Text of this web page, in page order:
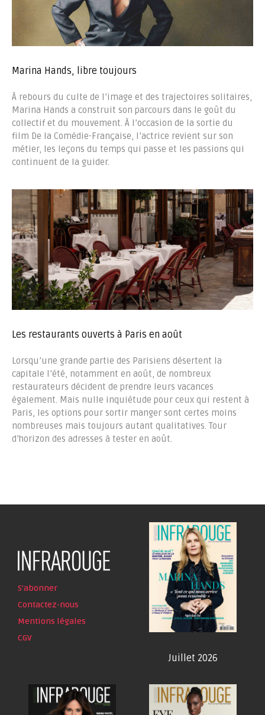
Marina Hands, libre toujours
À rebours du culte de l’image et des trajectoires solitaires,
Marina Hands a construit son parcours dans le goût du
collectif et du mouvement. À l’occasion de la sortie du
film De la Comédie-Française, l’actrice revient sur son
métier, les leçons du temps qui passe et les passions qui
continuent de la guider.
Les restaurants ouverts à Paris en août
Lorsqu’une grande partie des Parisiens désertent la
capitale l’été, notamment en août, de nombreux
restaurateurs décident de prendre leurs vacances
également. Mais nulle inquiétude pour ceux qui restent à
Paris, les options pour sortir manger sont certes moins
nombreuses mais toujours autant qualitatives. Tour
d’horizon des adresses à tester en août.
S'abonner
Contactez-nous
Mentions légales
CGV
Juillet 2026